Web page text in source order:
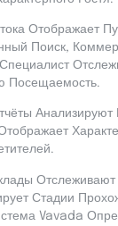
Отображает
Поиск,
Посещаемость.
Анализируют
Стадии
Vavada